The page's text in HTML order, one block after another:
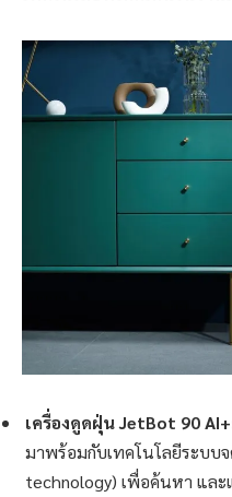
เครื่องดูดฝุ่นJetBot 90
มาพร้อมกับเทคโนโลยีระบบ
technology) เพื่อค้นหา และ